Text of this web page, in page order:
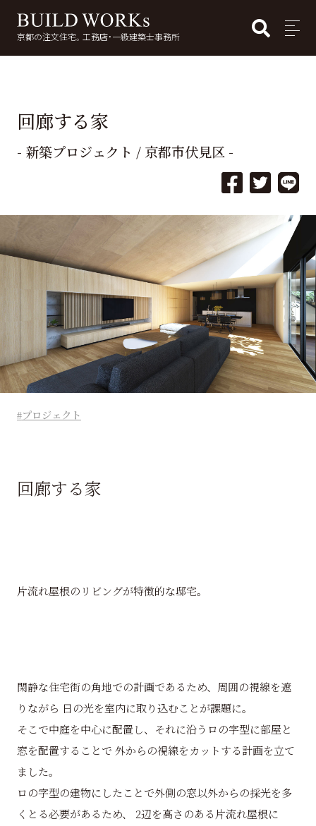
京都の注文住宅。工務店・一級建築士事務所 MENU
回廊する家
- 新築プロジェクト / 京都市伏見区 -
プロジェクト
回廊する家
片流れ屋根のリビングが特徴的な邸宅。
閑静な住宅街の角地での計画であるため、周囲の視線を遮
りながら 日の光を室内に取り込むことが課題に。
そこで中庭を中心に配置し、それに沿うロの字型に部屋と
窓を配置することで 外からの視線をカットする計画を立て
ました。
ロの字型の建物にしたことで外側の窓以外からの採光を多
くとる必要があるため、 2辺を高さのある片流れ屋根に